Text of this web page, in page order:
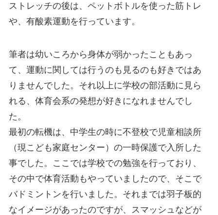
ストレッチの後は、ペットボトルを使った筋トレ
や、有酸素運動を行っています。
筆者は幼いころから身体が弱かったこともあっ
て、運動に関しては行うのも見るのも好きではあ
りませんでした。それ以上に学校の部活動に見ら
れる、体育会系の発想が好きになれませんでし
た。
最初の転機は、中学生の時に不登校で児童相談所
（現こども家庭センター）の一時保護で入所した
事でした。ここでは学校での勉強を行っており、
その中で体育活動もやっていましたので、そこで
バドミントンを行いました。それまでは羽子板的
なイメージがあったのですが、スマッシュなどが